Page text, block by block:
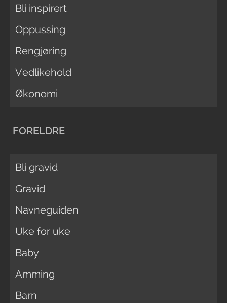
Bli inspirert
Oppussing
Rengjøring
Vedlikehold
Økonomi
FORELDRE
Bli gravid
Gravid
Navneguiden
Uke for uke
Baby
Amming
Barn